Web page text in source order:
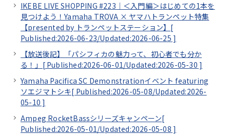
IKEBE LIVE SHOPPING #223｜＜入門編＞はじめての1本を
見つけよう！Yamaha TROVA × ヤマハトランペット特集
【presented by トランペットステーション】[
Published:2026-06-23/Updated:2026-06-25 ]
【放送後記】「パシフィカの魅力って、初心者でも分か
る！」[ Published:2026-06-01/Updated:2026-05-30 ]
Yamaha Pacifica SC Demonstrationイベント featuring
ソエジマトシキ[ Published:2026-05-08/Updated:2026-
05-10 ]
Ampeg RocketBassシリーズキャンペーン[
Published:2026-05-01/Updated:2026-05-08 ]